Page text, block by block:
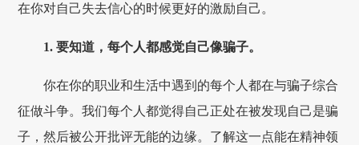
在你对自己失去信心的时候更好的激励自己。
1. 要知道，每个人都感觉自己像骗子。
你在你的职业和生活中遇到的每个人都在与骗子综合
征做斗争。我们每个人都觉得自己正处在被发现自己是骗
子，然后被公开批评无能的边缘。了解这一点能在精神领